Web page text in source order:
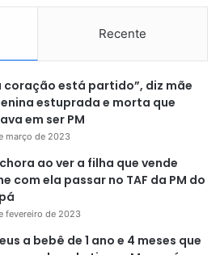
Recente
coração está partido”, diz mãe
estuprada e morta que
em ser PM
março de 2023
ao ver a filha que vende
com ela passar no TAF da PM do
fevereiro de 2023
a bebê de 1 ano e 4 meses que